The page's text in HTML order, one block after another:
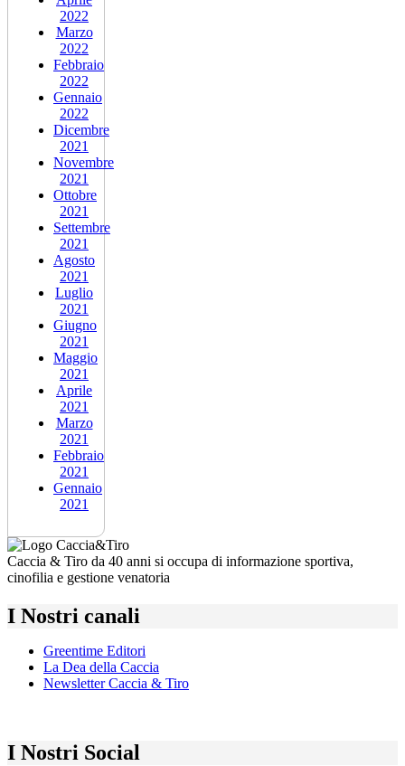
2022
Marzo
2022
Febbraio
2022
Gennaio
2022
Dicembre
2021
Novembre
2021
Ottobre
2021
Settembre
2021
Agosto
2021
Luglio
2021
Giugno
2021
Maggio
2021
Aprile
2021
Marzo
2021
Febbraio
2021
Gennaio
2021
Caccia & Tiro da 40 anni si occupa di informazione sportiva,
cinofilia e gestione venatoria
I Nostri canali
Greentime Editori
La Dea della Caccia
Newsletter Caccia & Tiro
I Nostri Social